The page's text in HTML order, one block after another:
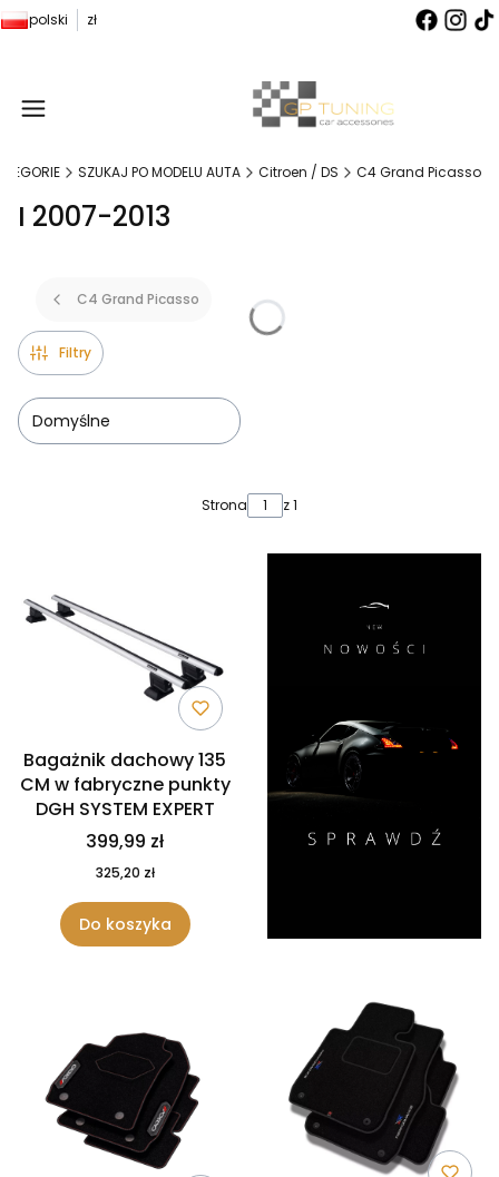
polski zł
SZUKAJ PO MODELU AUTA Citroen / DS C4 Grand Picasso
I 2007-2013
C4 Grand Picasso
Filtry
Domyślne
Strona z 1
Bagażnik dachowy 135
CM w fabryczne punkty
DGH SYSTEM EXPERT
399,99 zł
325,20 zł
Do koszyka